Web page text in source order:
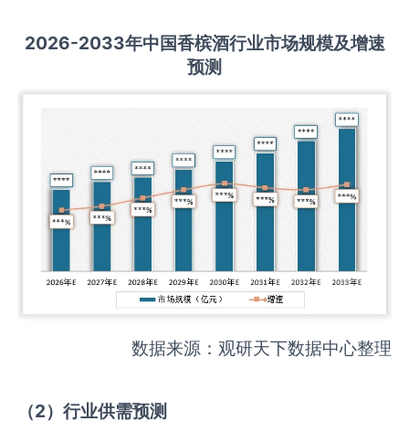
2026-2033年中国香槟酒行业市场规模及增速
预测
数据来源：观研天下数据中心整理
（2）行业供需预测